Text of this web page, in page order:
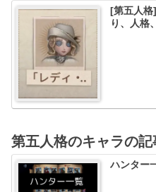
[第五人格
り、人格
第五人格のキャラの記
ハンター